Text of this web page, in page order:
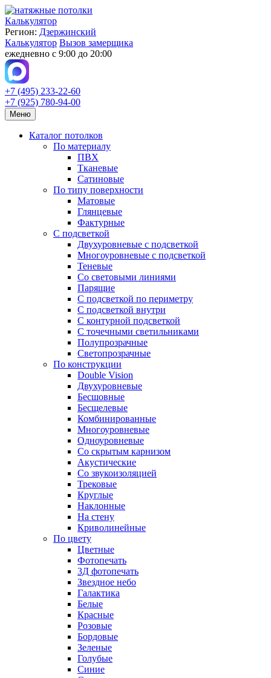
Калькулятор
Регион: Дзержинский
Калькулятор Вызов замерщика
ежедневно с 9:00 до 20:00
+7 (495) 233-22-60
+7 (925) 780-94-00
Меню
Каталог потолков
По материалу
ПВХ
Тканевые
Сатиновые
По типу поверхности
Матовые
Глянцевые
Фактурные
С подсветкой
Двухуровневые с подсветкой
Многоуровневые с подсветкой
Теневые
Со световыми линиями
Парящие
С подсветкой по периметру
С подсветкой внутри
С контурной подсветкой
С точечными светильниками
Полупрозрачные
Светопрозрачные
По конструкции
Double Vision
Двухуровневые
Бесшовные
Бесщелевые
Комбинированные
Многоуровневые
Одноуровневые
Со скрытым карнизом
Акустические
Со звукоизоляцией
Трековые
Круглые
Наклонные
На стену
Криволинейные
По цвету
Цветные
Фотопечать
3Д фотопечать
Звездное небо
Галактика
Белые
Красные
Розовые
Бордовые
Зеленые
Голубые
Синие